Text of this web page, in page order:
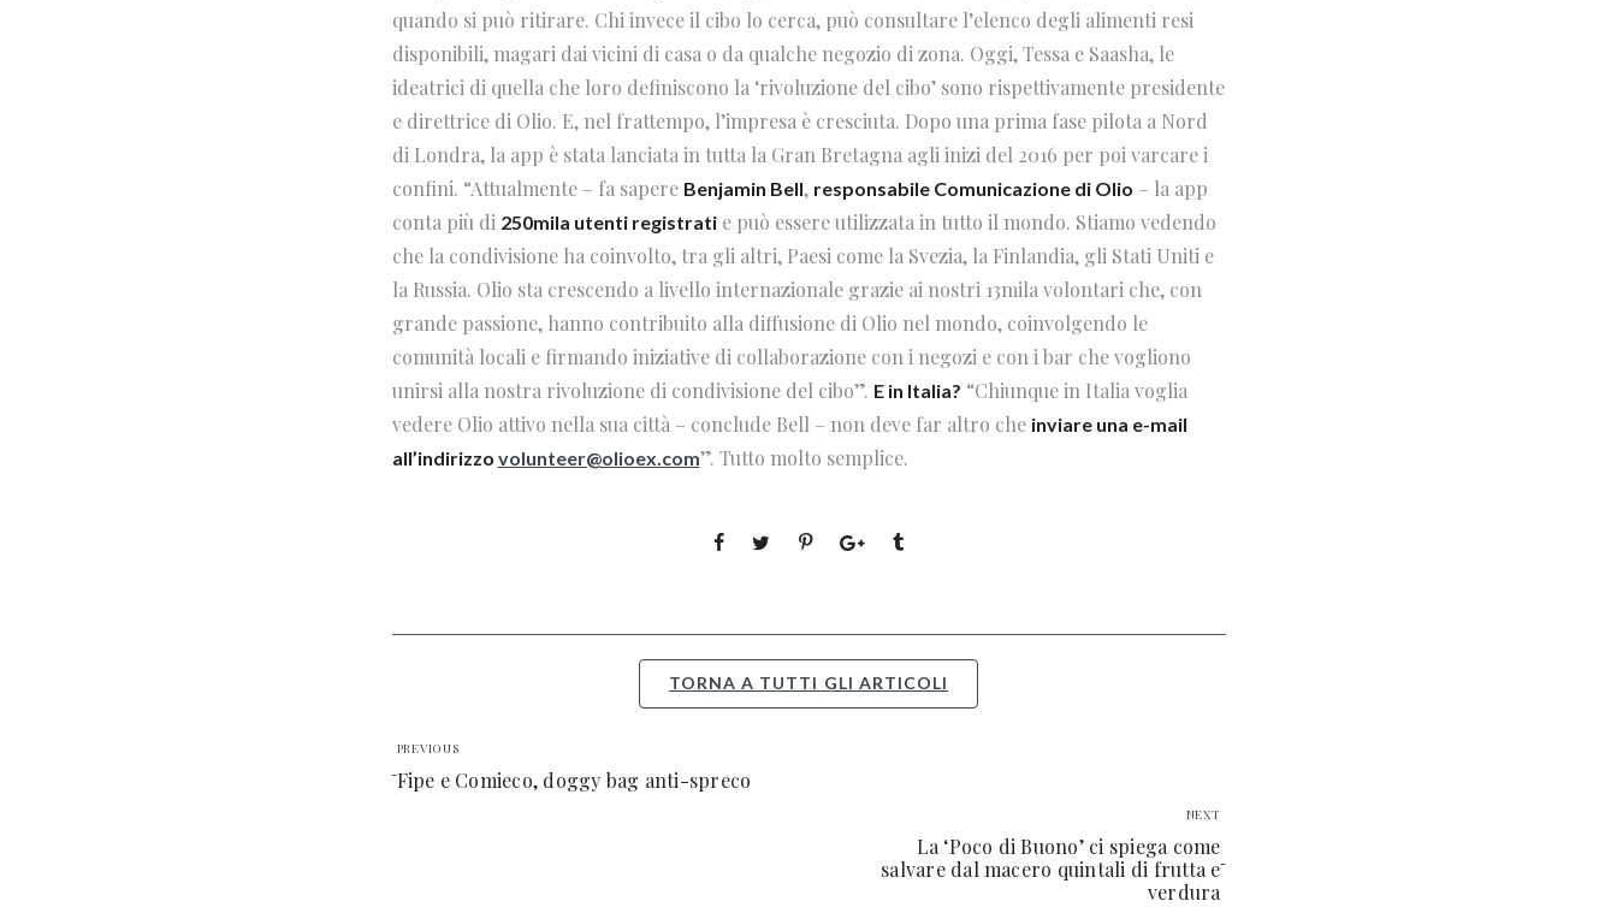
quando si può ritirare. Chi invece il cibo lo cerca, può consultare l’elenco degli alimenti resi
disponibili, magari dai vicini di casa o da qualche negozio di zona. Oggi, Tessa e Saasha, le
ideatrici di quella che loro definiscono la ‘rivoluzione del cibo’ sono rispettivamente presidente
e direttrice di Olio. E, nel frattempo, l’impresa è cresciuta. Dopo una prima fase pilota a Nord
di Londra, la app è stata lanciata in tutta la Gran Bretagna agli inizi del 2016 per poi varcare i
confini. “Attualmente – fa sapere Benjamin Bell, responsabile Comunicazione di Olio – la app
conta più di 250mila utenti registratie può essere utilizzata in tutto il mondo. Stiamo vedendo
che la condivisione ha coinvolto, tra gli altri, Paesi come la Svezia, la Finlandia, gli Stati Uniti e
la Russia. Olio sta crescendo a livello internazionale grazie ai nostri 13mila volontari che, con
grande passione, hanno contribuito alla diffusione di Olio nel mondo, coinvolgendo le
comunità locali e firmando iniziative di collaborazione con i negozi e con i bar che vogliono
unirsi alla nostra rivoluzione di condivisione del cibo”. E in Italia? “Chiunque in Italia voglia
vedere Olio attivo nella sua città – conclude Bell – non deve far altro che inviare una e-mail
all’indirizzo volunteer@olioex.com”. Tutto molto semplice.
TORNA A TUTTI GLI ARTICOLI
PREVIOUS
Fipe e Comieco, doggy bag anti-spreco
NEXT
La ‘Poco di Buono’ ci spiega come
salvare dal macero quintali di frutta e
verdura